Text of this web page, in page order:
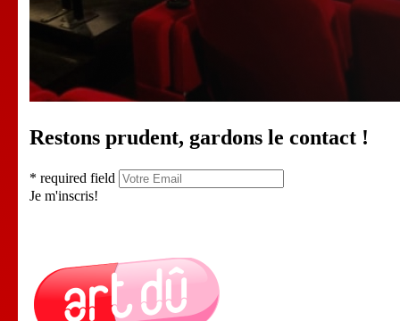
Restons prudent, gardons le contact !
* required field
Je m'inscris!